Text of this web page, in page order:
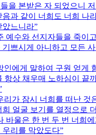
을 본받은 자 되었으니
과 같이 너희도 너희 나
았느니라
예수와 선지자들을 죽이
쁘시게 아니하고 모든 사
인에게 말하여 구원 얻게
항상 채우매 노하심이 끝
리가 잠시 너희를 떠난 것
희 얼굴 보기를 열정으로
바울은 한 번 두 번 너희
우리를 막았도다